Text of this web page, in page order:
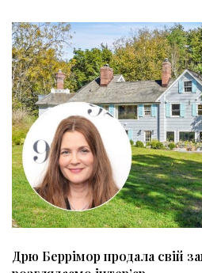
Дрю Беррімор продала свій